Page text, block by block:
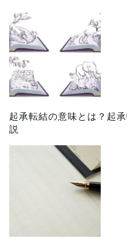
起承転結の意味とは？起
説